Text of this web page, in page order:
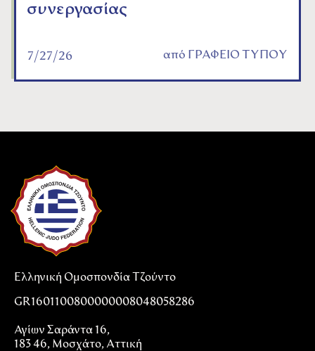
συνεργασίας
7/27/26 από ΓΡΑΦΕΙΟ ΤΥΠΟΥ
Ελληνική Ομοσπονδία Τζούντο
GR1601100800000008048058286
Αγίων Σαράντα 16,
183 46, Μοσχάτο, Αττική